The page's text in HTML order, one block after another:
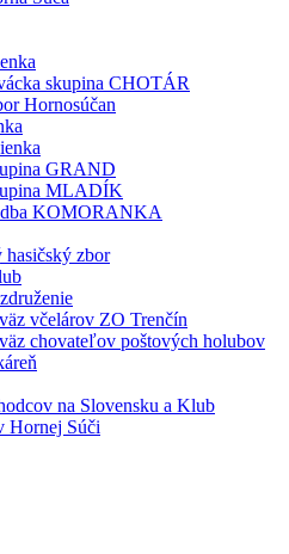
skupina CHOTÁR
Hornosúčan
GRAND
MLADÍK
KOMORANKA
zbor
včelárov ZO Trenčín
chovateľov poštových holubov
na Slovensku a Klub
Hornej Súči